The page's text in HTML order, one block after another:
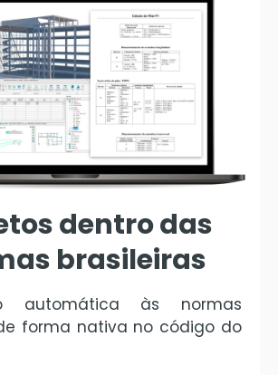
dentro das
brasileiras
automática às normas
forma nativa no código do